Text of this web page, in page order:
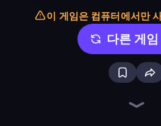
이 게임은 컴퓨터에서만
다른 게